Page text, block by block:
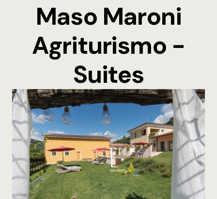
Maso Maroni
Agriturismo -
Suites